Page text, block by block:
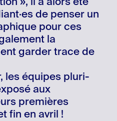
de penser un
pour ces
la
garder trace de
les équipes pluri-
aux
premières
fin en avril !